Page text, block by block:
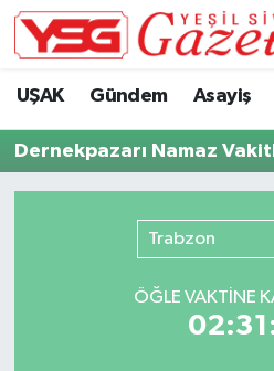
UŞAK Gündem Asayiş
Dernekpazarı Namaz
Trabzon
ÖĞLE VAKTİNE
Hava Durumu
Namaz Vakitleri
Süper Lig Puan Durumu